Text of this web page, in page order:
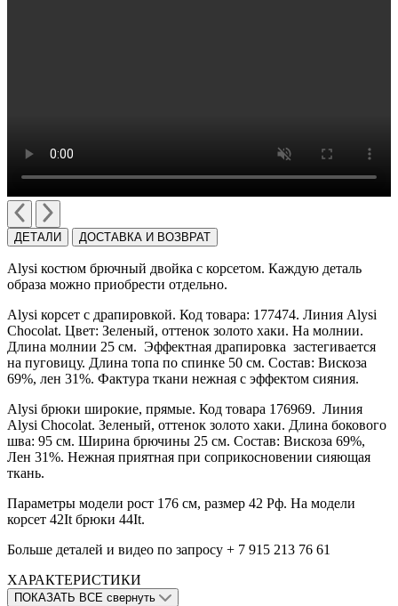
ДЕТАЛИ ДОСТАВКА И ВОЗВРАТ
Alysi костюм брючный двойка с корсетом. Каждую деталь
образа можно приобрести отдельно.
Alysi корсет с драпировкой. Код товара: 177474. Линия Alysi
Chocolat. Цвет: Зеленый, оттенок золото хаки. На молнии.
Длина молнии 25 см. Эффектная драпировка застегивается
на пуговицу. Длина топа по спинке 50 см. Состав: Вискоза
69%, лен 31%. Фактура ткани нежная с эффектом сияния.
Alysi брюки широкие, прямые. Код товара 176969. Линия
Alysi Chocolat. Зеленый, оттенок золото хаки. Длина бокового
шва: 95 см. Ширина брючины 25 см. Состав: Вискоза 69%,
Лен 31%. Нежная приятная при соприкосновении сияющая
ткань.
Параметры модели рост 176 см, размер 42 Рф. На модели
корсет 42It брюки 44It.
Больше деталей и видео по запросу + 7 915 213 76 61
ХАРАКТЕРИСТИКИ
ПОКАЗАТЬ ВСЕ свернуть